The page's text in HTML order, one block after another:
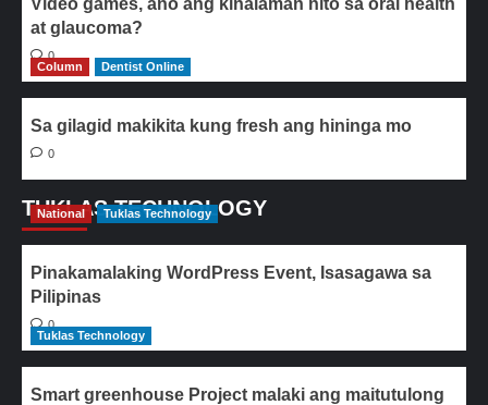
Video games, ano ang kinalaman nito sa oral health
at glaucoma?
0
Column
Dentist Online
Sa gilagid makikita kung fresh ang hininga mo
0
TUKLAS TECHNOLOGY
National Tuklas Technology
Pinakamalaking WordPress Event, Isasagawa sa
Pilipinas
0
Tuklas Technology
Smart greenhouse Project malaki ang maitutulong